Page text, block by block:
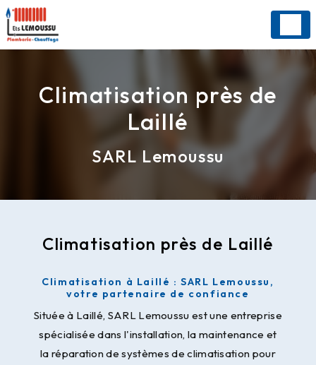
Climatisation près de
Laillé
SARL Lemoussu
Climatisation près de Laillé
Climatisation à Laillé : SARL Lemoussu,
votre partenaire de confiance
Située à Laillé, SARL Lemoussu est une entreprise
spécialisée dans l'installation, la maintenance et
la réparation de systèmes de climatisation pour
Panneau de gestion des cookies